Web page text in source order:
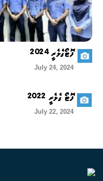
ފޮޓޯގެލެރީ 2024
July 24, 2024
ފޮޓޯ ގެލެރީ 2022
July 22, 2024